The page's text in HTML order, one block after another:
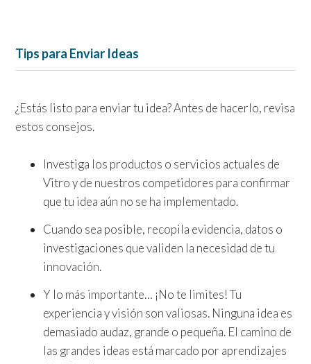
Tips para Enviar Ideas
¿Estás listo para enviar tu idea? Antes de hacerlo, revisa
estos consejos.
Investiga los productos o servicios actuales de
Vitro y de nuestros competidores para confirmar
que tu idea aún no se ha implementado.
Cuando sea posible, recopila evidencia, datos o
investigaciones que validen la necesidad de tu
innovación.
Y lo más importante… ¡No te limites! Tu
experiencia y visión son valiosas. Ninguna idea es
demasiado audaz, grande o pequeña. El camino de
las grandes ideas está marcado por aprendizajes